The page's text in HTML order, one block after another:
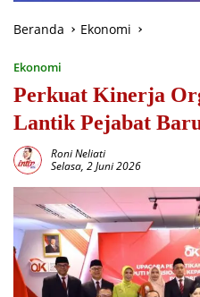
Beranda Ekonomi
Ekonomi
Perkuat Kinerja
Lantik Pejabat
Roni Neliati
Selasa, 2 Juni 2026